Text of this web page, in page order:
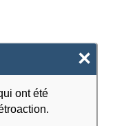
×
ont été